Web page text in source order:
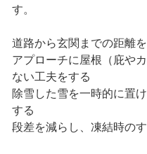
す。
道路から玄関までの距離
アプローチに屋根（庇や
ない工夫をする
除雪した雪を一時的に置
する
段差を減らし、凍結時の